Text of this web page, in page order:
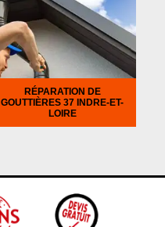
RÉPARATION DE
GOUTTIÈRES 37 INDRE-ET-
LOIRE